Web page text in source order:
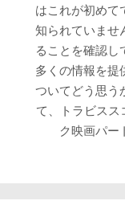
はこれが初めて
知られていませ
ることを確認し
多くの情報を提
ついてどう思う
て、トラビスス
ク映画パー